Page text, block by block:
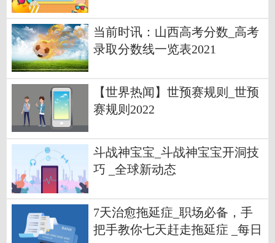
当前时讯：山西高考分数_高考
录取分数线一览表2021
【世界热闻】世预赛规则_世预
赛规则2022
斗战神宝宝_斗战神宝宝开洞技
巧 _全球新动态
7天治愈拖延症_职场必备，手
把手教你七天赶走拖延症 _每日